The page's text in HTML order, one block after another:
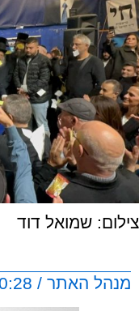
צילום: שמואל דוד
מנהל האתר / 10:28 28.02.24